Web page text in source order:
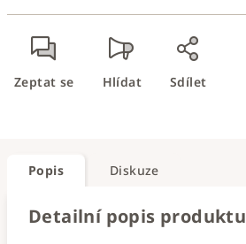
Zeptat se Hlídat Sdílet
Popis Diskuze
Detailní popis produktu